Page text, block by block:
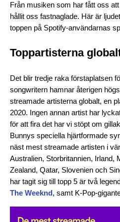
Från musiken som har fått oss
hållit oss fastnaglade. Här är
toppen på Spotify-användarnas
Toppartisterna
Det blir tredje raka förstaplatsen
songwritern hamnar återigen
streamade artisterna globalt, en
2020. Ingen annan artist har
för att fira det har vi stöpt om
Bunnys speciella hjärtformade
näst mest streamade artisten i
Australien, Storbritannien, Irland,
Zealand, Qatar, Slovenien och
har tagit sig till topp 5 är två
The Weeknd, samt K-Pop-